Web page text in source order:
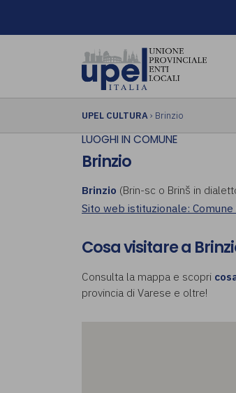
UPEL CULTURA› Brinzio
LUOGHI IN COMUNE
Brinzio
Brinzio (Brin-sc o Brinš in
Sito web istituzionale: Comune
Cosa visitare a
Consulta la mappa e scopri
provincia di Varese e oltre!